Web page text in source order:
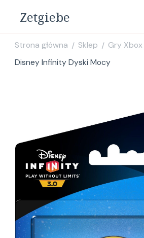
Zetgiebe
Strona główna / Sklep / Gry
Disney Infinity Dyski Mocy